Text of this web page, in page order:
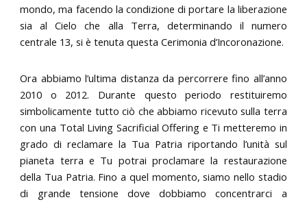
mondo, ma facendo la condizione di portare la liberazione
sia al Cielo che alla Terra, determinando il numero
centrale 13, si è tenuta questa Cerimonia d’Incoronazione.
Ora abbiamo l’ultima distanza da percorrere fino all’anno
2010 o 2012. Durante questo periodo restituiremo
simbolicamente tutto ciò che abbiamo ricevuto sulla terra
con una Total Living Sacrificial Offering e Ti metteremo in
grado di reclamare la Tua Patria riportando l’unità sul
pianeta terra e Tu potrai proclamare la restaurazione
della Tua Patria. Fino a quel momento, siamo nello stadio
di grande tensione dove dobbiamo concentrarci a